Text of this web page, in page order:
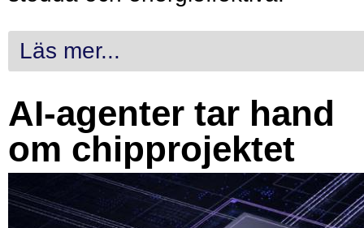
Läs mer...
AI-agenter tar hand
om chipprojektet